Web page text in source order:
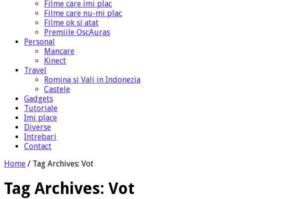
Filme care imi plac
Filme care nu-mi plac
Filme ok si atat
Premiile OscAuras
Personal
Mancare
Kinect
Travel
Romina si Vali in Indonezia
Castele
Gadgets
Tutoriale
Imi place
Diverse
Intrebari
Contact
Home / Tag Archives: Vot
Tag Archives: Vot